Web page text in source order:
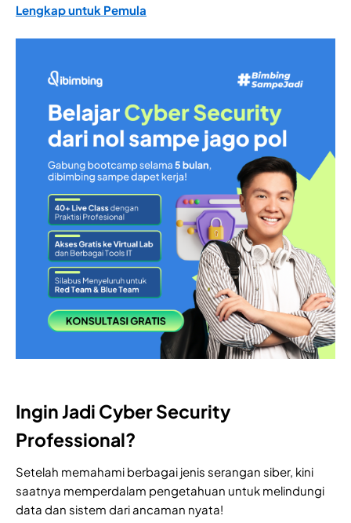
Lengkap untuk Pemula
Ingin Jadi Cyber Security
Professional?
Setelah memahami berbagai jenis serangan siber, kini
saatnya memperdalam pengetahuan untuk melindungi
data dan sistem dari ancaman nyata!